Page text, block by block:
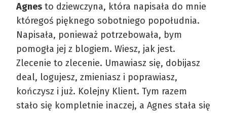
Agnes to dziewczyna, która napisała do mnie
któregoś pięknego sobotniego popołudnia.
Napisała, ponieważ potrzebowała, bym
pomogła jej z blogiem. Wiesz, jak jest.
Zlecenie to zlecenie. Umawiasz się, dobijasz
deal, logujesz, zmieniasz i poprawiasz,
kończysz i już. Kolejny Klient. Tym razem
stało się kompletnie inaczej, a Agnes stała się